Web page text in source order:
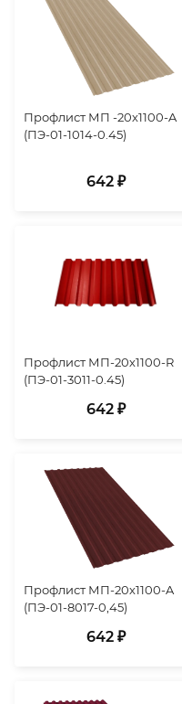
Профлист МП -20х1100-A
(ПЭ-01-1014-0.45)
642 ₽
Профлист МП-20х1100-R
(ПЭ-01-3011-0.45)
642 ₽
Профлист МП-20х1100-A
(ПЭ-01-8017-0,45)
642 ₽